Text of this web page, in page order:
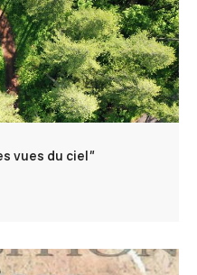
vues du ciel"